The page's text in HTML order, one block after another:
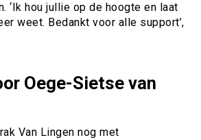
‘Ik hou jullie op de hoogte en laat
weet. Bedankt voor alle support’,
Oege-Sietse van
Van Lingen nog met